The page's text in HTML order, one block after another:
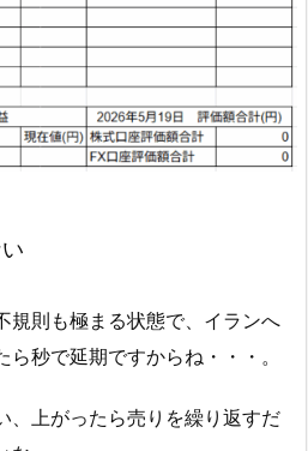
規則も極まる状態で、イランへ
秒で延期ですからね・・・。
、上がったら売りを繰り返すだ